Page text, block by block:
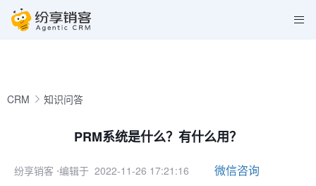
CRM 知识问答
PRM系统是什么？有什么用？
纷享销客 ⋅编辑于 2022-11-26 17:21:16 微信咨询